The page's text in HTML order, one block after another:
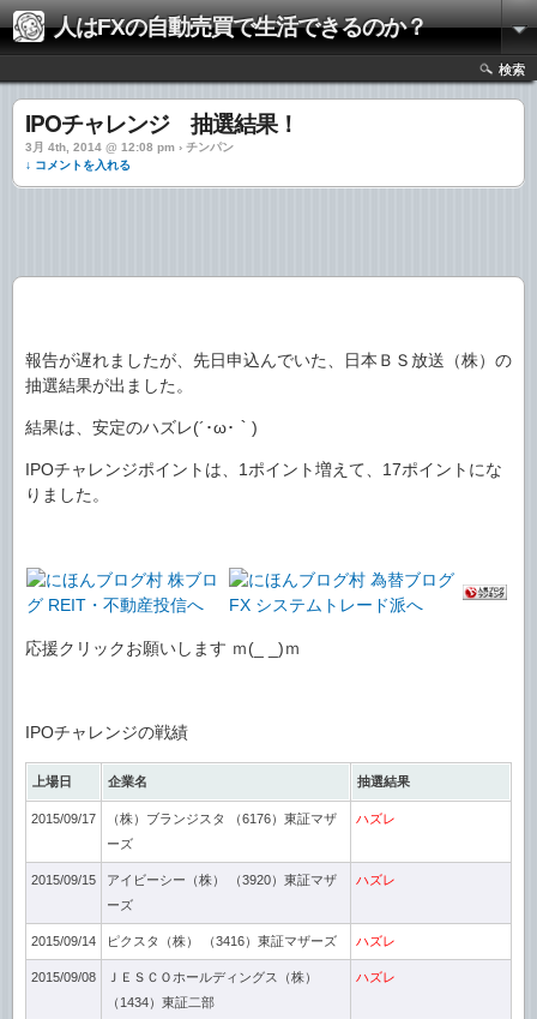
人はFXの自動売買で生活できるのか？
検索
IPOチャレンジ 抽選結果！
3月 4th, 2014 @ 12:08 pm › チンパン
↓ コメントを入れる
報告が遅れましたが、先日申込んでいた、日本ＢＳ放送（株）の
抽選結果が出ました。
結果は、安定のハズレ(´･ω･｀)
IPOチャレンジポイントは、1ポイント増えて、17ポイントにな
りました。
応援クリックお願いします ｍ(_ _)ｍ
IPOチャレンジの戦績
上場日 企業名 抽選結果
2015/09/17
（株）ブランジスタ （6176）東証マザ
ーズ
ハズレ
2015/09/15
アイビーシー（株） （3920）東証マザ
ーズ
ハズレ
2015/09/14 ピクスタ（株） （3416）東証マザーズ ハズレ
2015/09/08
ＪＥＳＣＯホールディングス（株）
（1434）東証二部
ハズレ